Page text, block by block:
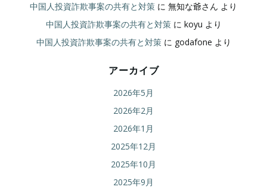
中国人投資詐欺事案の共有と対策 に 無知な爺さん より
中国人投資詐欺事案の共有と対策に koyu より
中国人投資詐欺事案の共有と対策に godafone より
アーカイブ
2026年5月
2026年2月
2026年1月
2025年12月
2025年10月
2025年9月